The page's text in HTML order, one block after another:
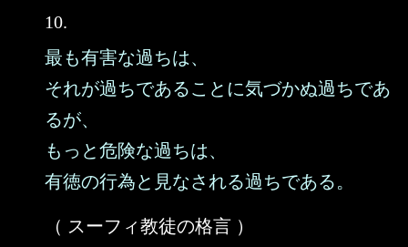
10.
最も有害な過ちは、
それが過ちであることに気づかぬ過ちであ
るが、
もっと危険な過ちは、
有徳の行為と見なされる過ちである。
（ スーフィ教徒の格言 ）